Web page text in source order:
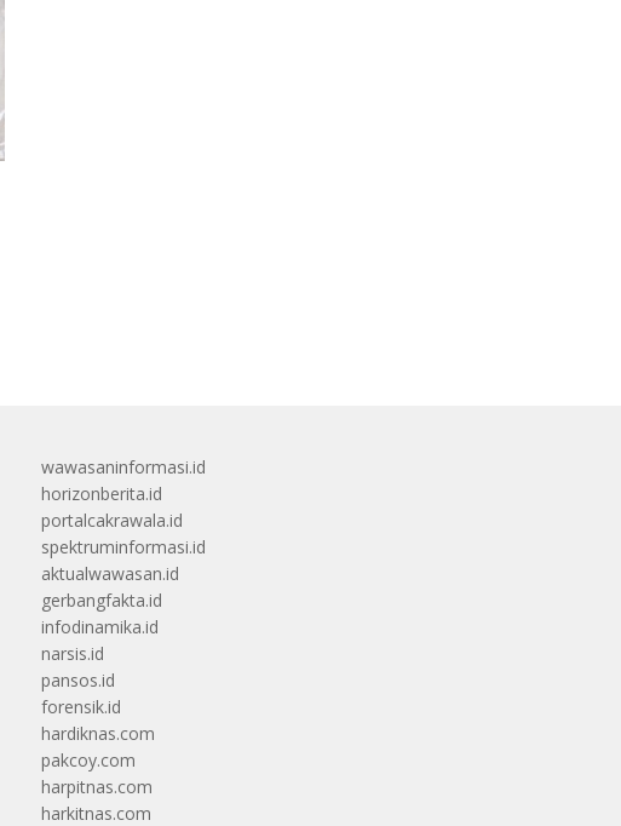
wawasaninformasi.id
horizonberita.id
portalcakrawala.id
spektruminformasi.id
aktualwawasan.id
gerbangfakta.id
infodinamika.id
narsis.id
pansos.id
forensik.id
hardiknas.com
pakcoy.com
harpitnas.com
harkitnas.com